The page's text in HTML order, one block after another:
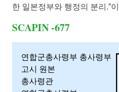
한 일본정부와 행정의 분리.”
SCAPIN -677
연합군총사령부 총사령부
고시 원본
총사령관